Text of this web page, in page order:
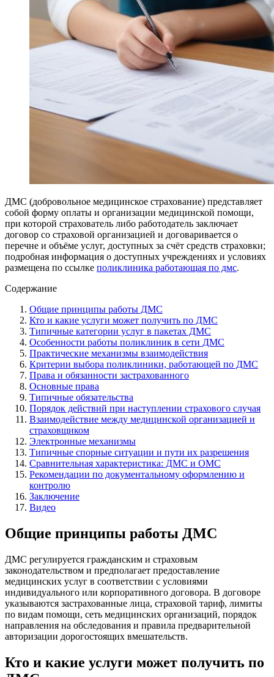
ДМС (добровольное медицинское страхование) представляет
собой форму оплаты и организации медицинской помощи,
при которой страхователь либо работодатель заключает
договор со страховой организацией и договаривается о
перечне и объёме услуг, доступных за счёт средств страховки;
подробная информация о доступных учреждениях и условиях
размещена по ссылке поликлиника работающая по дмс.
Содержание
Общие принципы работы ДМС
Кто и какие услуги может получить по ДМС
Типичные категории услуг в пакетах ДМС
Особенности работы поликлиник в сети ДМС
Практические механизмы взаимодействия
Критерии выбора поликлиники, работающей по ДМС
Права и обязанности застрахованного
Основные права
Типичные обязательства
Порядок действий при наступлении страхового случая
Взаимодействие между медицинской организацией и
страховщиком
Электронные механизмы
Типичные спорные ситуации и пути их разрешения
Сравнительная характеристика: ДМС и ОМС
Рекомендации по документальному оформлению и
контролю
Заключение
Видео
Общие принципы работы ДМС
ДМС регулируется гражданским и страховым
законодательством и предполагает предоставление
медицинских услуг в соответствии с условиями
индивидуального или корпоративного договора. В договоре
указываются застрахованные лица, страховой тариф, лимиты
по видам помощи, сеть медицинских организаций, порядок
направления на обследования и правила предварительной
авторизации дорогостоящих вмешательств.
Кто и какие услуги может получить по